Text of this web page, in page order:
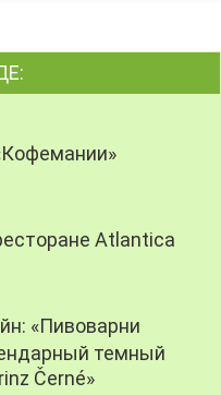
Atlantica
«Пивоварни
темный
Černé»